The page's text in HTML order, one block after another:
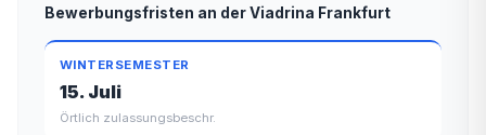
Bewerbungsfristen an der Viadrina Frankfurt
WINTERSEMESTER
15. Juli
Örtlich zulassungsbeschr.